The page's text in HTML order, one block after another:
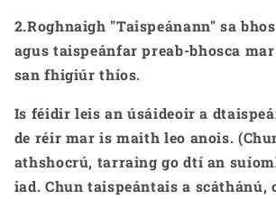
2.Roghnaigh "Taispeánann" sa
agus taispeánfar preab-bhosca
san fhigiúr thíos.
Is féidir leis an úsáideoir a
de réir mar is maith leo anois.
athshocrú, tarraing go dtí an
iad. Chun taispeántais a scáthánú,